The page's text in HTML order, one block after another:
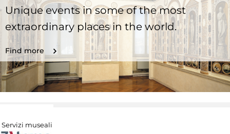
Unique events in some of the most
extraordinary places in the world.
Find more
Servizi museali